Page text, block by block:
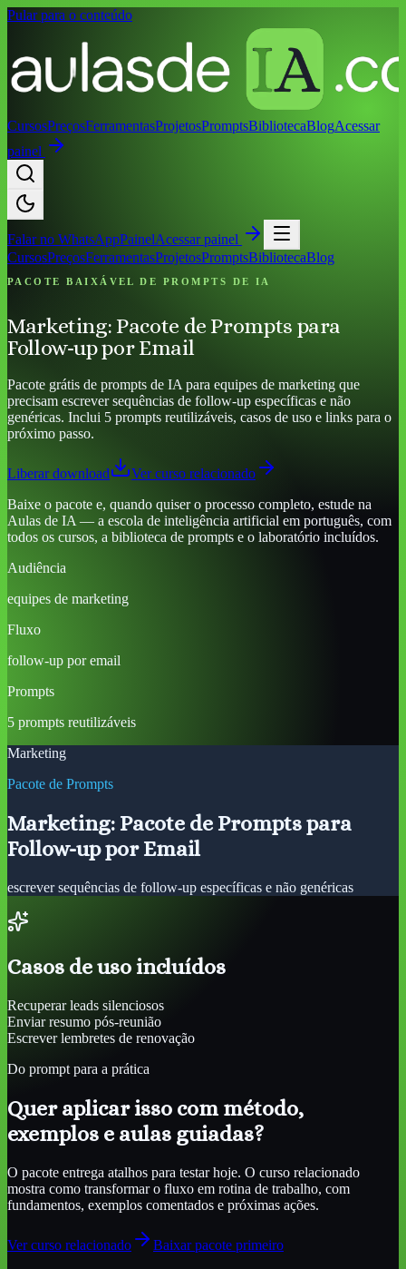
Pular para o conteúdo
CursosPreçosFerramentasProjetosPromptsBibliotecaBlogAcessar
painel
Falar no WhatsAppPainelAcessar painel
CursosPreçosFerramentasProjetosPromptsBibliotecaBlog
PACOTE BAIXÁVEL DE PROMPTS DE IA
Marketing: Pacote de Prompts para
Follow-up por Email
Pacote grátis de prompts de IA para equipes de marketing que
precisam escrever sequências de follow-up específicas e não
genéricas. Inclui 5 prompts reutilizáveis, casos de uso e links para o
próximo passo.
Liberar download
Ver curso relacionado
Baixe o pacote e, quando quiser o processo completo, estude na
Aulas de IA — a escola de inteligência artificial em português, com
todos os cursos, a biblioteca de prompts e o laboratório incluídos.
Audiência
equipes de marketing
Fluxo
follow-up por email
Prompts
5 prompts reutilizáveis
Marketing
Pacote de Prompts
Marketing: Pacote de Prompts para
Follow-up por Email
escrever sequências de follow-up específicas e não genéricas
Casos de uso incluídos
Recuperar leads silenciosos
Enviar resumo pós-reunião
Escrever lembretes de renovação
Do prompt para a prática
Quer aplicar isso com método,
exemplos e aulas guiadas?
O pacote entrega atalhos para testar hoje. O curso relacionado
mostra como transformar o fluxo em rotina de trabalho, com
fundamentos, exemplos comentados e próximas ações.
Ver curso relacionado
Baixar pacote primeiro